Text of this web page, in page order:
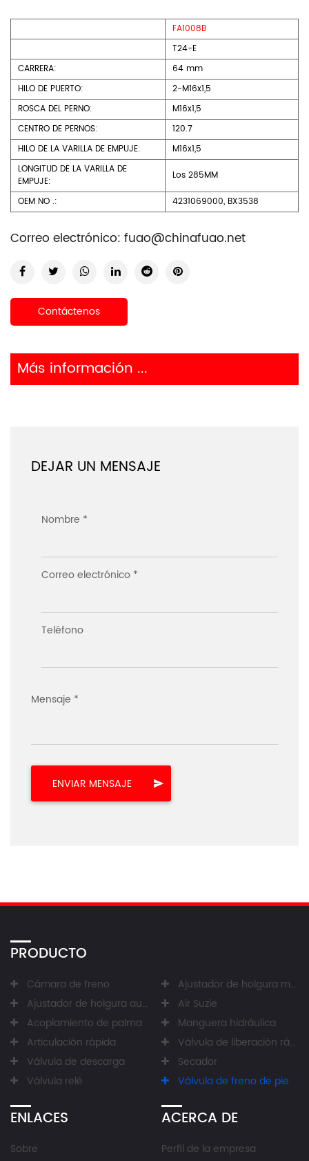
FA1008B
T24-E
CARRERA:
64 mm
HILO DE PUERTO:
2-M16x1,5
ROSCA DEL PERNO:
M16x1,5
CENTRO DE PERNOS:
120.7
HILO DE LA VARILLA DE EMPUJE:
M16x1,5
LONGITUD DE LA VARILLA DE
EMPUJE:
Los 285MM
OEM NO .:
4231069000, BX3538
Correo electrónico: fuao@chinafuao.net
Contáctenos
Más información ...
DEJAR UN MENSAJE
Nombre *
Correo electrónico *
Teléfono
Mensaje *
PRODUCTO
Cámara de freno
Ajustador de holgura manual
Ajustador de holgura automático
Air Suzie
Acoplamiento de palma
Manguera hidráulica
Articulación rápida
Válvula de liberación rápida
Válvula de descarga
Secador
Válvula relé
Válvula de freno de pie
ENLACES
Sobre
ACERCA DE
Perfil de la empresa